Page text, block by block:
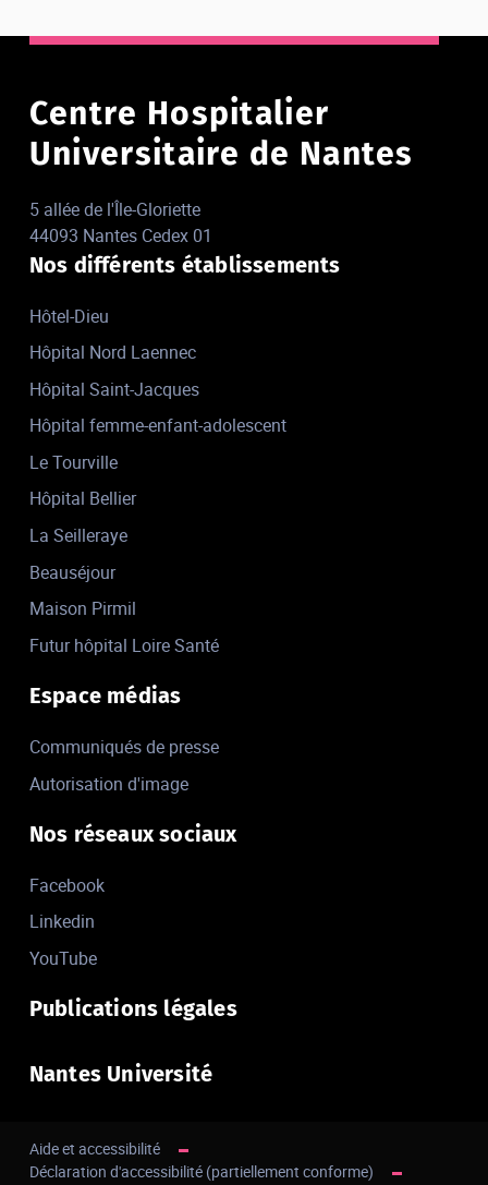
Centre Hospitalier
Universitaire de Nantes
5 allée de l'Île-Gloriette
44093 Nantes Cedex 01
Nos différents établissements
Hôtel-Dieu
Hôpital Nord Laennec
Hôpital Saint-Jacques
Hôpital femme-enfant-adolescent
Le Tourville
Hôpital Bellier
La Seilleraye
Beauséjour
Maison Pirmil
Futur hôpital Loire Santé
Espace médias
Communiqués de presse
Autorisation d'image
Nos réseaux sociaux
Facebook
Linkedin
YouTube
Publications légales
Nantes Université
Aide et accessibilité
Déclaration d'accessibilité (partiellement conforme)